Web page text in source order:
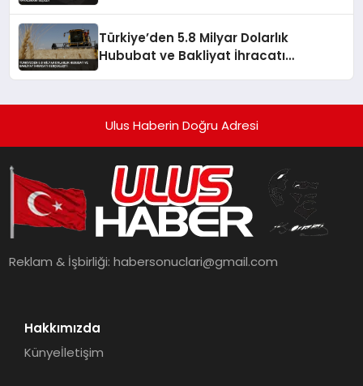
Türkiye’den 5.8 Milyar Dolarlık
Hububat ve Bakliyat İhracatı
Ulus Haberin Doğru Adresi
Reklam & İşbirliği:habersonuclari@gmail.com
Hakkımızda
Künyeİletişim